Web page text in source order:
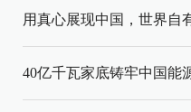
用真心展现中国，世界自
40亿千瓦家底铸牢中国能